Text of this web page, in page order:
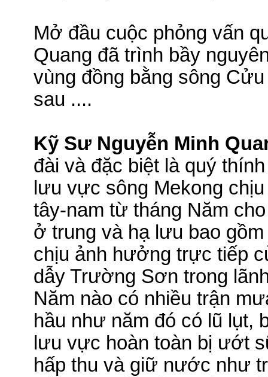
Mở đầu cuộc phỏng vấn
Quang đã trình bầy
vùng đồng bằng sông
sau ....
Kỹ Sư Nguyễn Minh
đài và đặc biệt là quý
lưu vực sông Mekong
tây-nam từ tháng Năm
ở trung và hạ lưu bao
chịu ảnh hưởng trực tiếp
dẫy Trường Sơn trong
Năm nào có nhiều trận
hầu như năm đó có lũ lụt,
lưu vực hoàn toàn bị ướt
hấp thu và giữ nước như